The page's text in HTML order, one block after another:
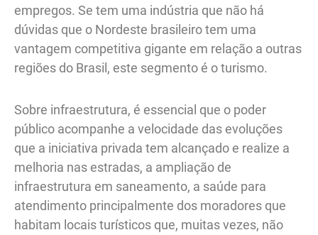
empregos. Se tem uma indústria que não há
dúvidas que o Nordeste brasileiro tem uma
vantagem competitiva gigante em relação a outras
regiões do Brasil, este segmento é o turismo.
Sobre infraestrutura, é essencial que o poder
público acompanhe a velocidade das evoluções
que a iniciativa privada tem alcançado e realize a
melhoria nas estradas, a ampliação de
infraestrutura em saneamento, a saúde para
atendimento principalmente dos moradores que
habitam locais turísticos que, muitas vezes, não